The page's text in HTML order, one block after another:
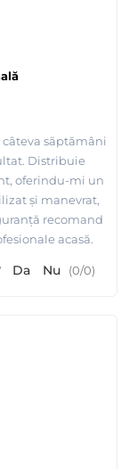
câteva săptămâni
Distribuie
oferindu-mi un
și manevrat,
recomand
acasă.
Da Nu (0/0)